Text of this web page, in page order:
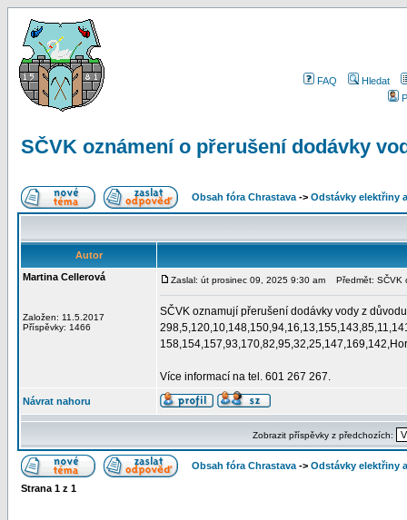
FAQ
Hledat
SČVK oznámení o přerušení dodávky
Obsah fóra Chrastava -> Odstávky elektřiny
Autor
Martina Cellerová
Založen: 11.5.2017
Příspěvky: 1466
Zaslal: út prosinec 09, 2025 9:30 am Předmět: SČVK
SČVK oznamují přerušení dodávky vody z
Více informací na tel. 601 267 267.
Návrat nahoru
Zobrazit příspěvky z předchozích:
Obsah fóra Chrastava -> Odstávky elektřiny
Strana 1 z 1